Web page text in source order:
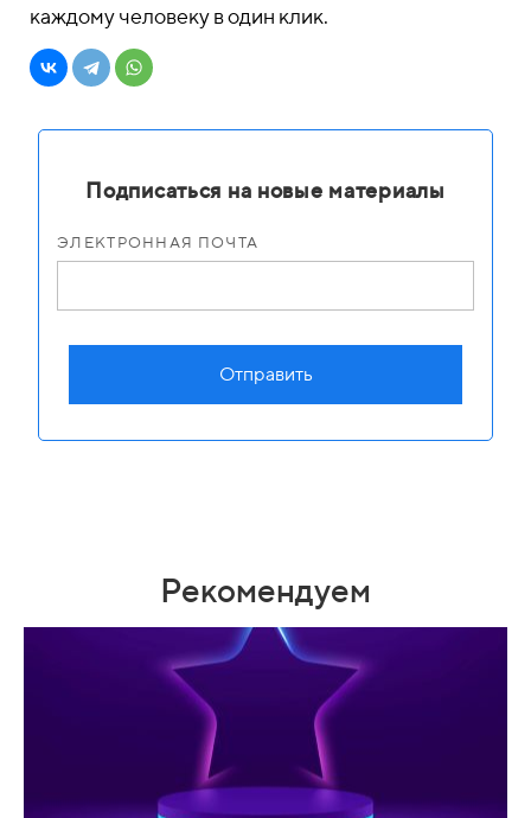
каждому человеку в один клик.
Подписаться на новые материалы
ЭЛЕКТРОННАЯ ПОЧТА
Отправить
Рекомендуем